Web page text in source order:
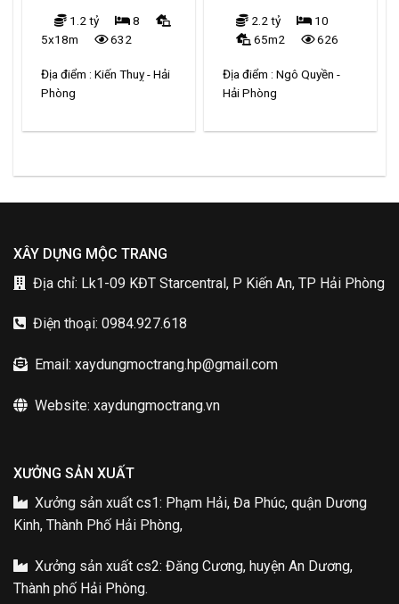
Thuỵ 1.2 tỷ
8
5x18m
632
Địa điểm :Kiến Thuỵ - Hải
Phòng
2.2 tỷ
10
65m2
626
Địa điểm :Ngô Quyền -
Hải Phòng
XÂY DỰNG MỘC TRANG
Địa chỉ: Lk1-09 KĐT Starcentral, P Kiến An, TP Hải Phòng
Điện thoại: 0984.927.618
Email: xaydungmoctrang.hp@gmail.com
Website: xaydungmoctrang.vn
XƯỞNG SẢN XUẤT
Xưởng sản xuất cs1: Phạm Hải, Đa Phúc, quận Dương
Kinh, Thành Phố Hải Phòng,
Xưởng sản xuất cs2: Đăng Cương, huyện An Dương,
Thành phố Hải Phòng.